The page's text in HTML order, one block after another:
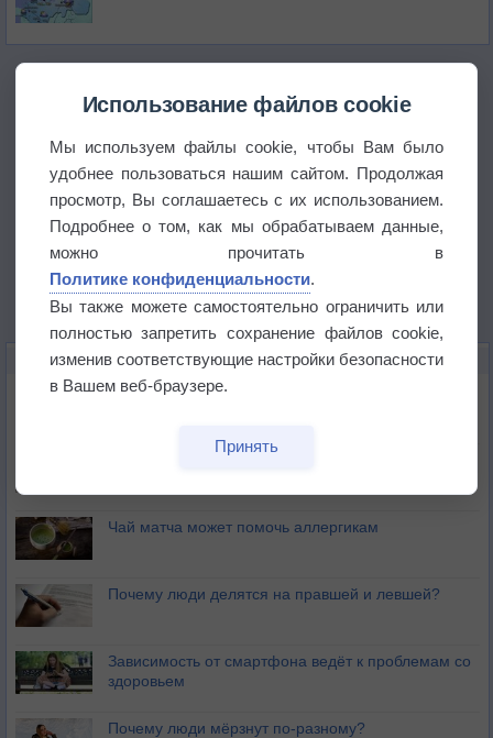
ЭТО ИНТЕРЕСНО
Почему северный загар цветом отличается от
Букет сирени вреден для здоровья
Чай матча может помочь аллергикам
Почему люди делятся на правшей и левшей?
Зависимость от смартфона ведёт к проблемам со
здоровьем
Почему люди мёрзнут по-разному?
Использование файлов cookie
Мы используем файлы cookie, чтобы Вам было
удобнее пользоваться нашим сайтом. Продолжая
просмотр, Вы соглашаетесь с их использованием.
Подробнее о том, как мы обрабатываем данные,
можно прочитать в
Политике конфиденциальности.
Вы также можете самостоятельно ограничить или
полностью запретить сохранение файлов cookie,
изменив соответствующие настройки безопасности
в Вашем веб-браузере.
Принять